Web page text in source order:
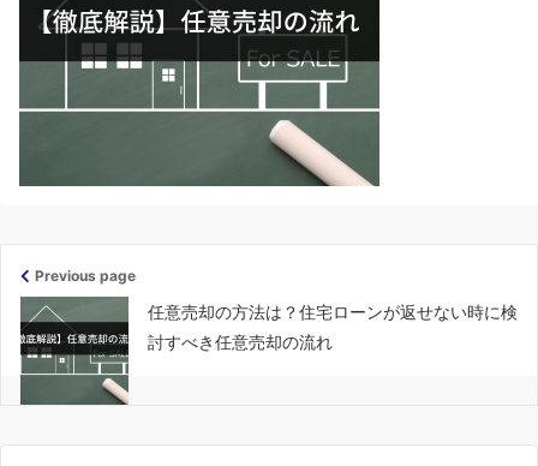
Previous page
任意売却の方法は？住宅ローンが返せない時に検
討すべき任意売却の流れ